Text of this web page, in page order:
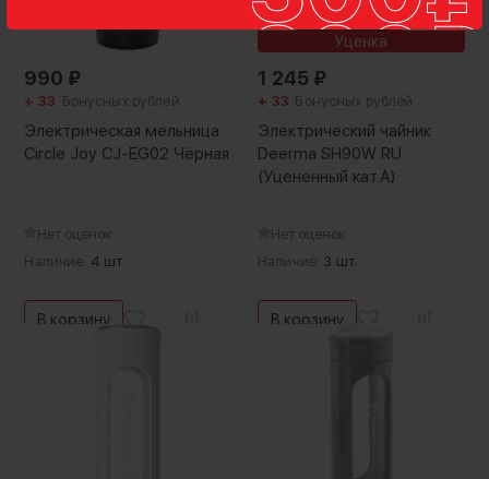
990 ₽
+ 33 Бонусных рублей
Электрическая мельница
Circle Joy CJ-EG02 Чёрная
Нет оценок
Наличие: 4 шт.
В корзину
Уценка
1 245 ₽
+ 33 Бонусных рублей
Электрический чайник
Deerma SH90W RU
(Уцененный кат.А)
Нет оценок
Наличие: 3 шт.
В корзину